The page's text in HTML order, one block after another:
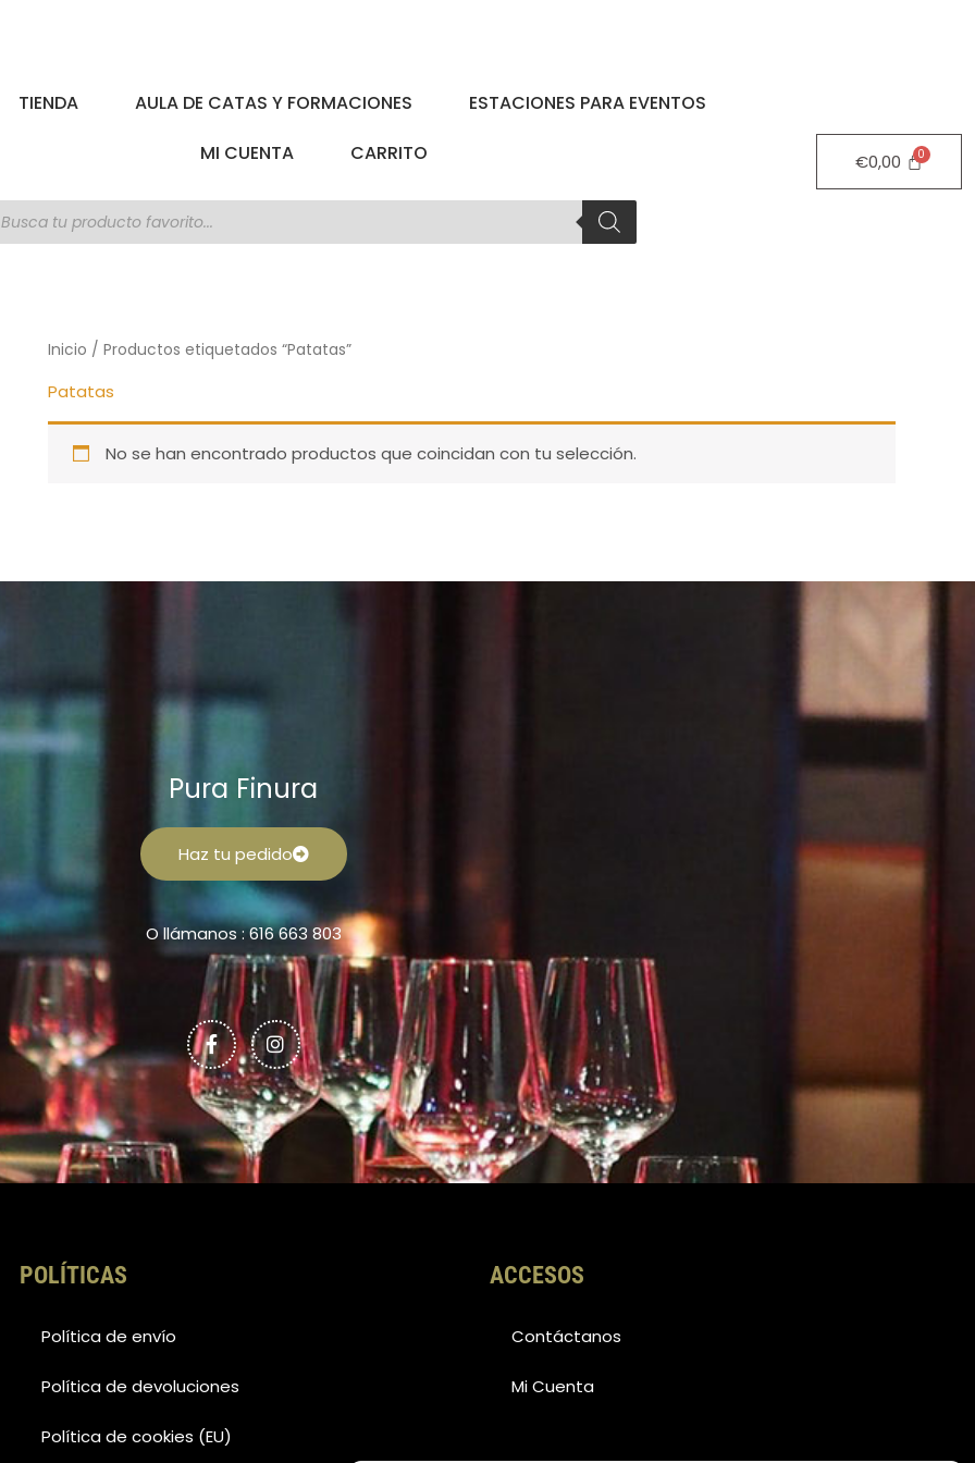
TIENDA AULA DE CATAS Y FORMACIONES
ESTACIONES PARA EVENTOS
MI CUENTA
CARRITO €0,00
Inicio / Productos etiquetados “Patatas”
Patatas
No se han encontrado productos que coincidan con tu selección.
Pura Finura
Haz tu pedido
O llámanos : 616 663 803
F
a
c
e
b
o
o
k
-
f
I
t
a
g
r
a
m
POLÍTICAS
Política de envío
Política de devoluciones
Política de cookies (EU)
ACCESOS
Contáctanos
Mi Cuenta